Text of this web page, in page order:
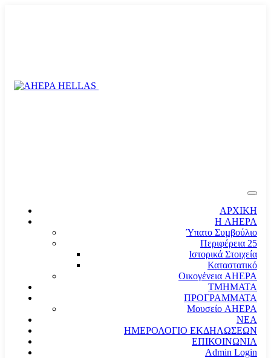
ΑΡΧΙΚΗ
Η AHEPA
Ύπατο Συµβούλιο
Περιφέρεια 25
Ιστορικά Στοιχεία
Καταστατικό
Οικογένεια AHEPA
ΤΜΗΜΑΤΑ
ΠΡΟΓΡΑΜΜΑΤΑ
Μουσείο AHEPA
ΝΕΑ
ΗΜΕΡΟΛΟΓΙΟ ΕΚΔΗΛΩΣΕΩΝ
ΕΠΙΚΟΙΝΩΝΙΑ
Admin Login